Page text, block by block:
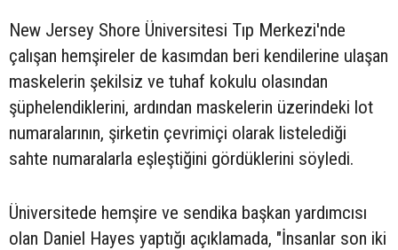
New Jersey Shore Üniversitesi Tıp Merkezi'nde
çalışan hemşireler de kasımdan beri kendilerine ulaşan
maskelerin şekilsiz ve tuhaf kokulu olasından
şüphelendiklerini, ardından maskelerin üzerindeki lot
numaralarının, şirketin çevrimiçi olarak listelediği
sahte numaralarla eşleştiğini gördüklerini söyledi.
Üniversitede hemşire ve sendika başkan yardımcısı
olan Daniel Hayes yaptığı açıklamada, "İnsanlar son iki